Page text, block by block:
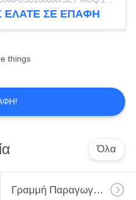
τη
10
γλυκά μηχανές
ΕΛΆΤΕ ΣΕ ΕΠΑΦΉ
things
Όλα
Γραμμή Παραγωγής Τηγανιτών